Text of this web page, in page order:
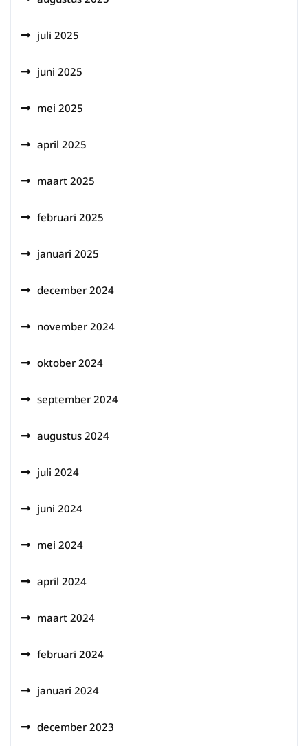
juli 2025
juni 2025
mei 2025
april 2025
maart 2025
februari 2025
januari 2025
december 2024
november 2024
oktober 2024
september 2024
augustus 2024
juli 2024
juni 2024
mei 2024
april 2024
maart 2024
februari 2024
januari 2024
december 2023